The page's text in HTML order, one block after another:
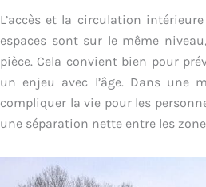
L’accès et la circulation
espaces sont sur le même
pièce. Cela convient bien pour
un enjeu avec l’âge. Dans une
compliquer la vie pour les
une séparation nette entre les